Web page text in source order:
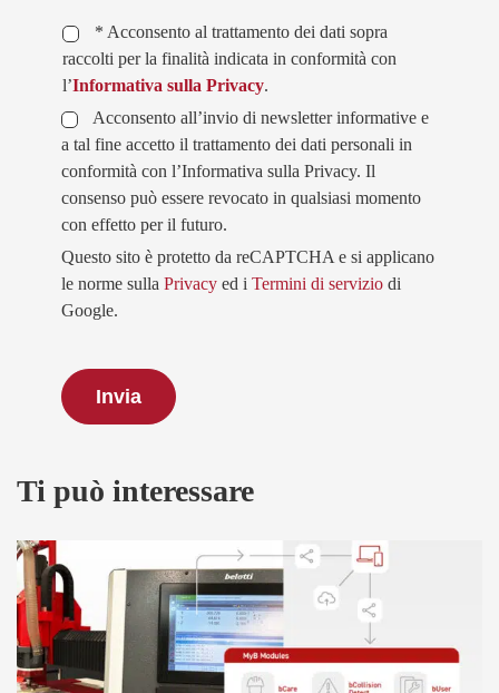
* Acconsento al trattamento dei dati sopra
raccolti per la finalità indicata in conformità con
l’Informativa sulla Privacy.
Acconsento all’invio di newsletter informative e
a tal fine accetto il trattamento dei dati personali in
conformità con l’Informativa sulla Privacy. Il
consenso può essere revocato in qualsiasi momento
con effetto per il futuro.
Questo sito è protetto da reCAPTCHA e si applicano
le norme sulla Privacy ed i Termini di servizio di
Google.
Ti può interessare